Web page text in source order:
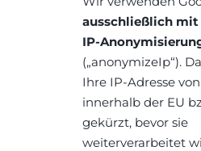
ausschließlich
IP-
(„anonymizeIp“).
Ihre IP-Adresse
innerhalb der EU
gekürzt, bevor sie
weiterverarbeitet